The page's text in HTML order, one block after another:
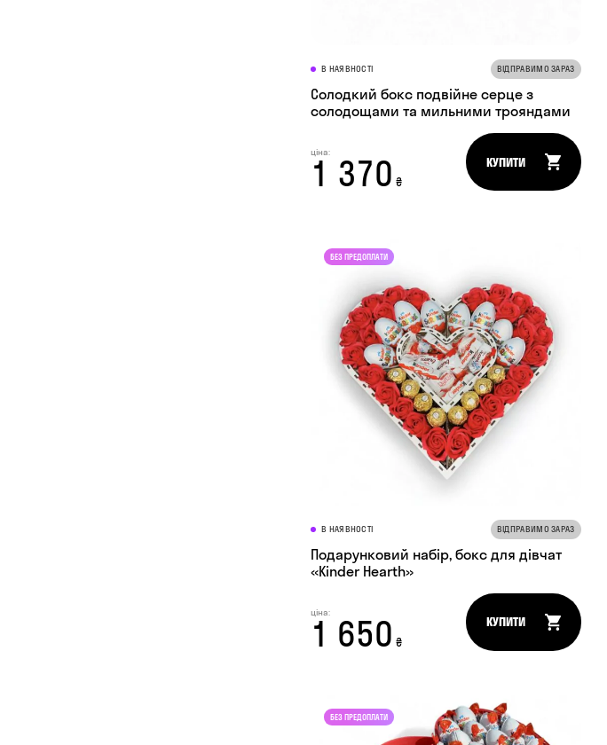
В НАЯВНОСТІ ВІДПРАВИМО ЗАРАЗ
Солодкий бокс подвійне серце з
солодощами та мильними трояндами
ціна:
1 370 ₴
КУПИТИ
В НАЯВНОСТІ ВІДПРАВИМО ЗАРАЗ
Подарунковий набір, бокс для дівчат
«Kinder Hearth»
ціна:
1 650 ₴
КУПИТИ